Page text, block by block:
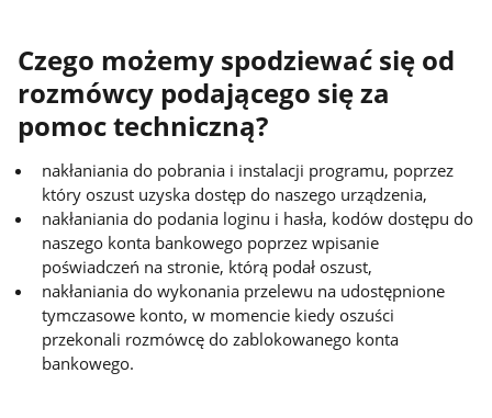
Czego możemy spodziewać się od
rozmówcy podającego się za
pomoc techniczną?
nakłaniania do pobrania i instalacji programu, poprzez
który oszust uzyska dostęp do naszego urządzenia,
nakłaniania do podania loginu i hasła, kodów dostępu do
naszego konta bankowego poprzez wpisanie
poświadczeń na stronie, którą podał oszust,
nakłaniania do wykonania przelewu na udostępnione
tymczasowe konto, w momencie kiedy oszuści
przekonali rozmówcę do zablokowanego konta
bankowego.